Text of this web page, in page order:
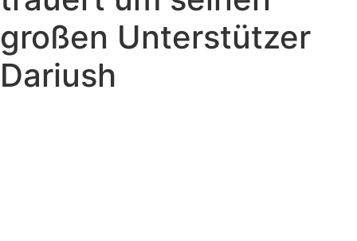
großen Unterstützer
Dariush